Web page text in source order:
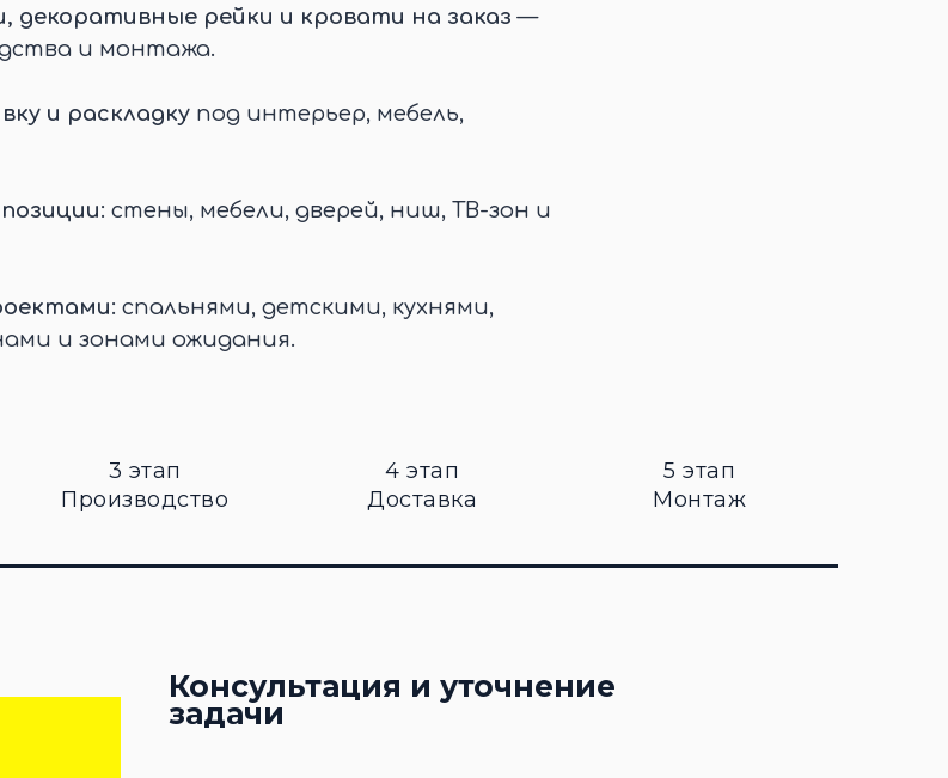
рейки и кровати на заказ —
и монтажа.
и раскладку под интерьер, мебель,
: стены, мебели, дверей, ниш, ТВ-зон и
: спальнями, детскими, кухнями,
и зонами ожидания.
3 этап
Производство
4 этап
Доставка
5 этап
Монтаж
Консультация и уточнение
задачи